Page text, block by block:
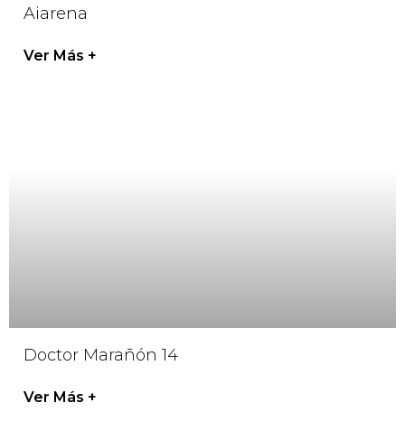
Aiarena
Ver Más +
Doctor Marañón 14
Ver Más +